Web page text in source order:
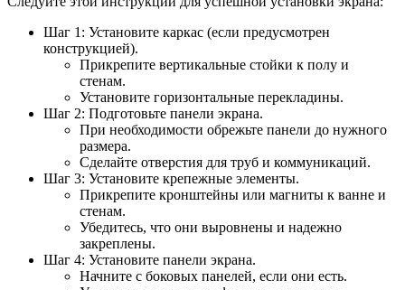
Шаг 1: Установите каркас (если предусмотрен
конструкцией).
Прикрепите вертикальные стойки к полу и
стенам.
Установите горизонтальные перекладины.
Шаг 2: Подготовьте панели экрана.
При необходимости обрежьте панели до нужного
размера.
Сделайте отверстия для труб и коммуникаций.
Шаг 3: Установите крепежные элементы.
Прикрепите кронштейны или магниты к ванне и
стенам.
Убедитесь, что они выровнены и надежно
закреплены.
Шаг 4: Установите панели экрана.
Начните с боковых панелей, если они есть.